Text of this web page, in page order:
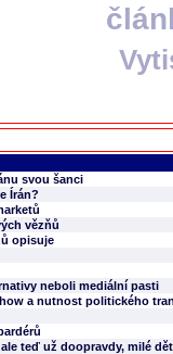
svou šanci
Írán?
vězňů
opisuje
neboli mediální pasti
a nutnost politického
teď už doopravdy, milé